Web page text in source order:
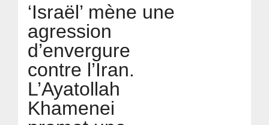
‘Israël’ mène une
agression
d’envergure
contre l’Iran.
L’Ayatollah
Khamenei